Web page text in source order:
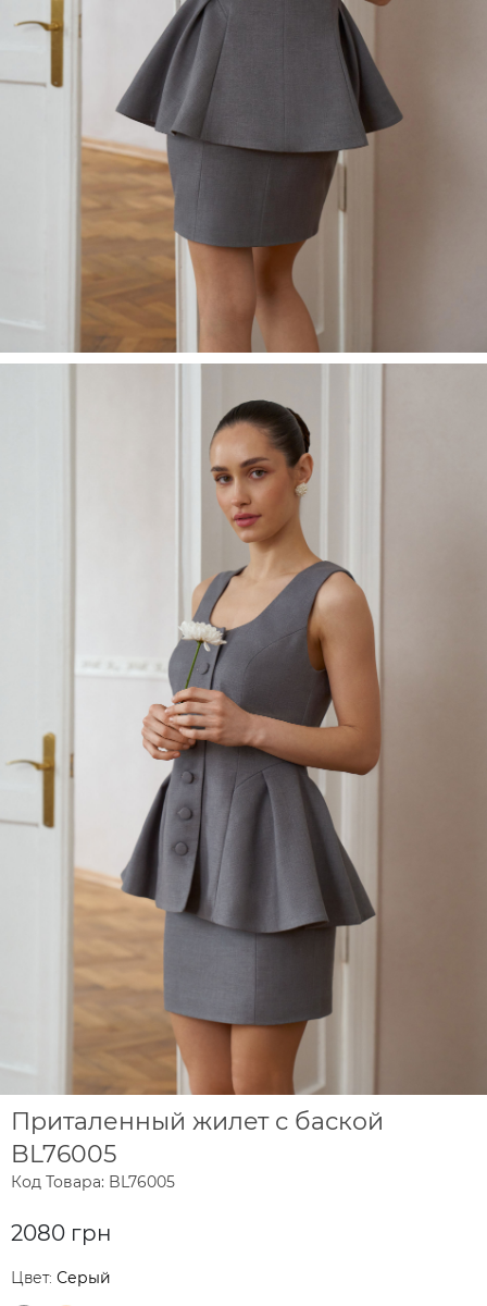
Приталенный жилет с баской
BL76005
Код Товара: BL76005
2080 грн
Цвет: Серый